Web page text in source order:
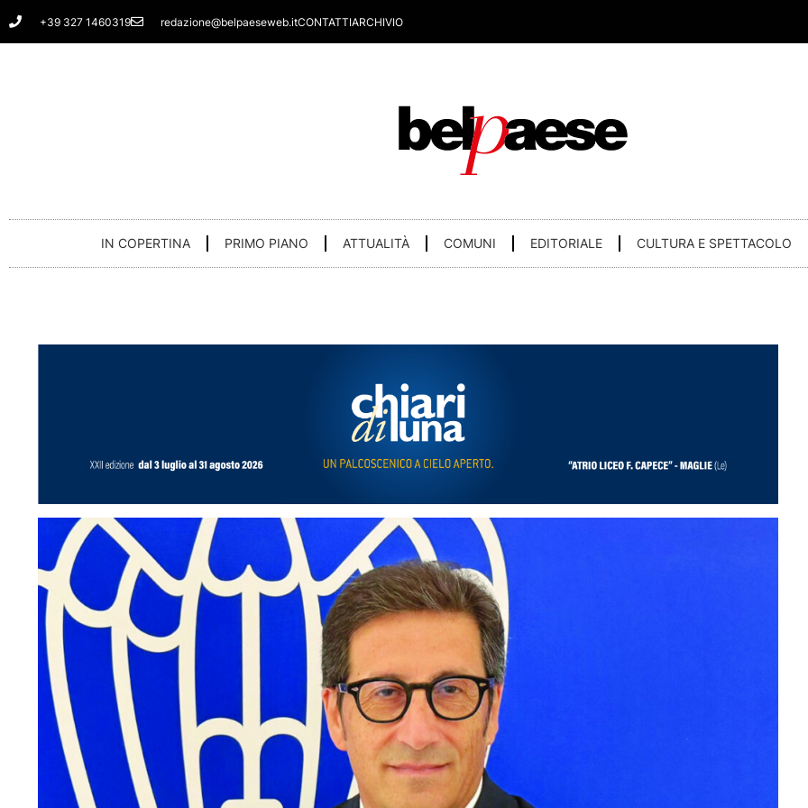
Vai
al
+39 327 1460319 redazione@belpaeseweb.itCONTATTIARCHIVIO
IN COPERTINA PRIMO PIANO ATTUALITÀ COMUNI EDITORIALE CULTURA E SPETTACOLO